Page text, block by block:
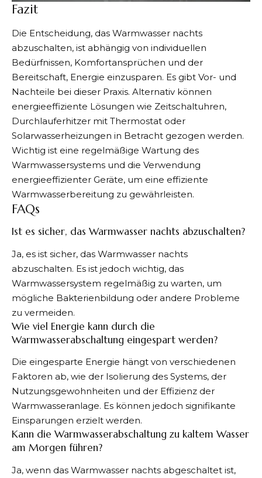
Fazit
Die Entscheidung, das Warmwasser nachts
abzuschalten, ist abhängig von individuellen
Bedürfnissen, Komfortansprüchen und der
Bereitschaft, Energie einzusparen. Es gibt Vor- und
Nachteile bei dieser Praxis. Alternativ können
energieeffiziente Lösungen wie Zeitschaltuhren,
Durchlauferhitzer mit Thermostat oder
Solarwasserheizungen in Betracht gezogen werden.
Wichtig ist eine regelmäßige Wartung des
Warmwassersystems und die Verwendung
energieeffizienter Geräte, um eine effiziente
Warmwasserbereitung zu gewährleisten.
FAQs
Ist es sicher, das Warmwasser nachts abzuschalten?
Ja, es ist sicher, das Warmwasser nachts
abzuschalten. Es ist jedoch wichtig, das
Warmwassersystem regelmäßig zu warten, um
mögliche Bakterienbildung oder andere Probleme
zu vermeiden.
Wie viel Energie kann durch die
Warmwasserabschaltung eingespart werden?
Die eingesparte Energie hängt von verschiedenen
Faktoren ab, wie der Isolierung des Systems, der
Nutzungsgewohnheiten und der Effizienz der
Warmwasseranlage. Es können jedoch signifikante
Einsparungen erzielt werden.
Kann die Warmwasserabschaltung zu kaltem Wasser
am Morgen führen?
Ja, wenn das Warmwasser nachts abgeschaltet ist,